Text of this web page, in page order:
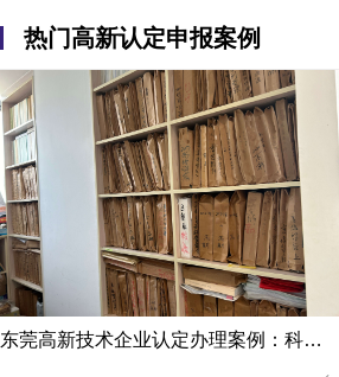
热门高新认定申报案例
东莞高新技术企业认定办理案例：科技企业通过专家意见提高成过率